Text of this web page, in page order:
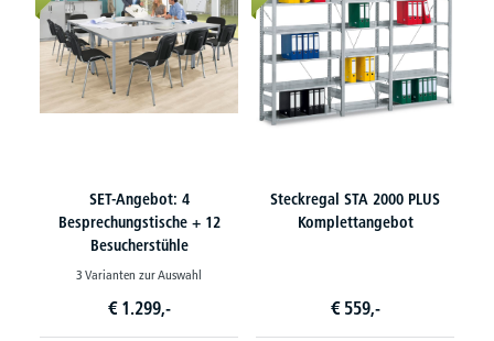
SET-Angebot: 4
Besprechungstische + 12
Besucherstühle
3 Varianten zur Auswahl
€ 1.299,-
Steckregal STA 2000 PLUS
Komplettangebot
€ 559,-